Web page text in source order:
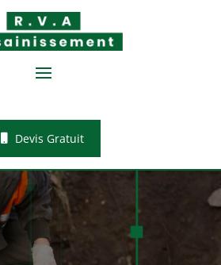
Devis Gratuit